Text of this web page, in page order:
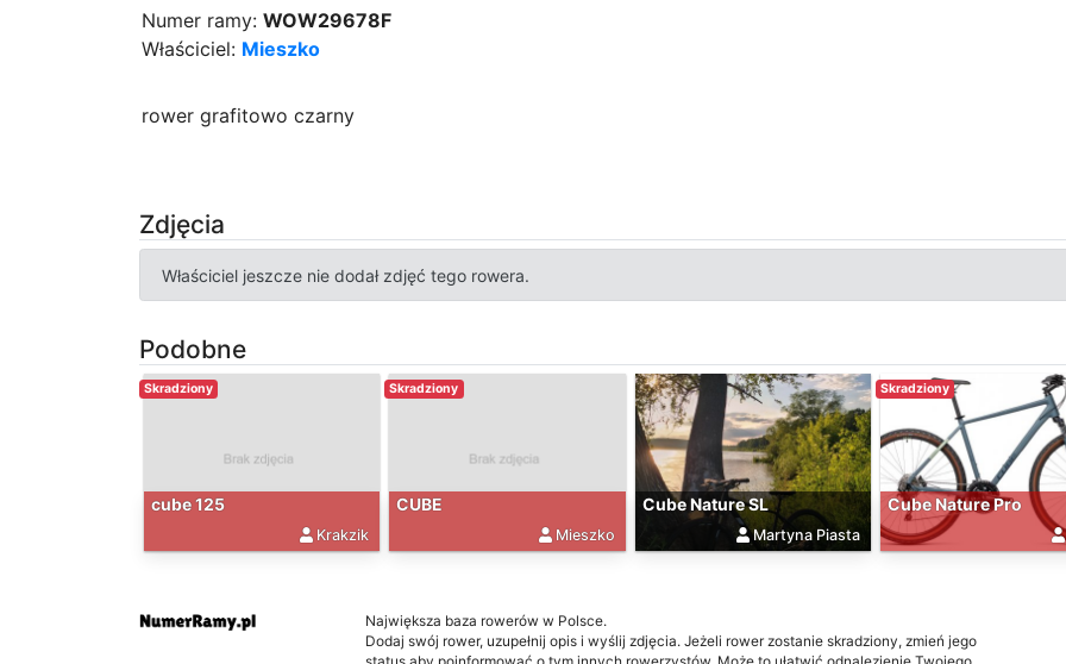
Numer ramy: WOW29678F
Właściciel: Mieszko
rower grafitowo czarny
Zdjęcia
Właściciel jeszcze nie dodał zdjęć tego rowera.
Podobne
Skradziony
cube 125
Krakzik
Skradziony
CUBE
Mieszko
Cube Nature SL
Martyna Piasta
Skradziony
Cube Nature Pro
Największa baza rowerów w Polsce.
Dodaj swój rower, uzupełnij opis i wyślij zdjęcia. Jeżeli rower zostanie skradziony, zmień jego